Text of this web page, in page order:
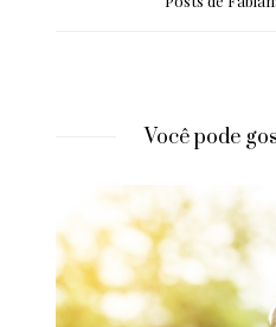
Você pode